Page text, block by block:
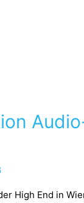
High End in